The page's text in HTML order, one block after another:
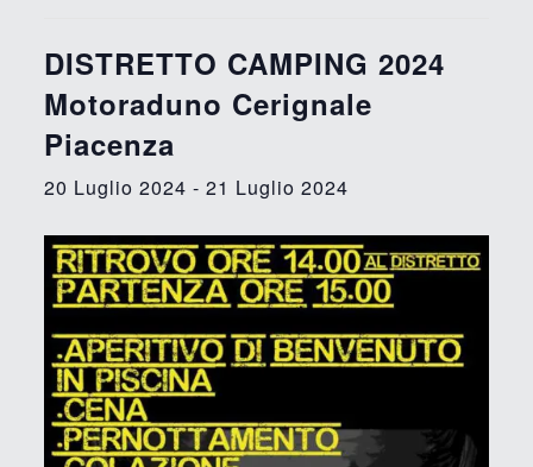
DISTRETTO CAMPING 2024
Motoraduno Cerignale
Piacenza
20 Luglio 2024 - 21 Luglio 2024